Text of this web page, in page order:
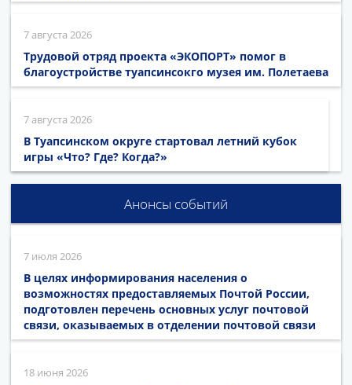
7 августа 2026
Трудовой отряд проекта «ЭКОПОРТ» помог в
благоустройстве туапсинсокго музея им. Полетаева
7 августа 2026
В Туапсинском округе стартовал летний кубок
игры «Что? Где? Когда?»
Анонсы событий
7 июля 2026
В целях информирования населения о
возможностях предоставляемых Почтой России,
подготовлен перечень основных услуг почтовой
связи, оказываемых в отделении почтовой связи
18 июня 2026